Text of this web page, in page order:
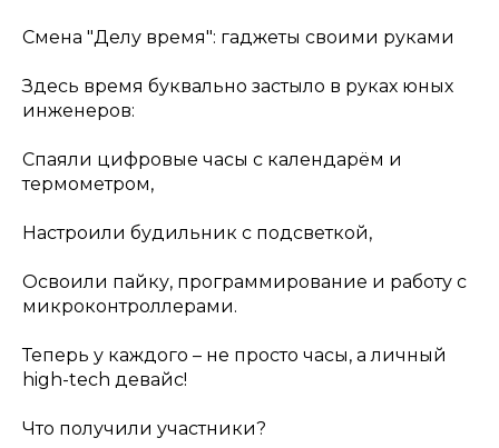
Смена "Делу время": гаджеты своими руками
Здесь время буквально застыло в руках юных
инженеров:
Спаяли цифровые часы с календарём и
термометром,
Настроили будильник с подсветкой,
Освоили пайку, программирование и работу с
микроконтроллерами.
Теперь у каждого – не просто часы, а личный
high-tech девайс!
Что получили участники?